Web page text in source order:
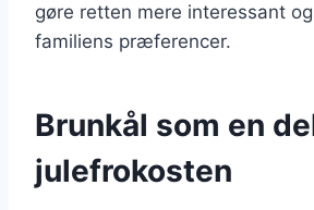
gøre retten mere interessant
familiens præferencer.
Brunkål som en
julefrokosten